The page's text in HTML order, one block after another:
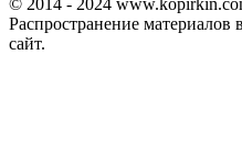
© 2014 - 2024
Распространение материалов
сайт.